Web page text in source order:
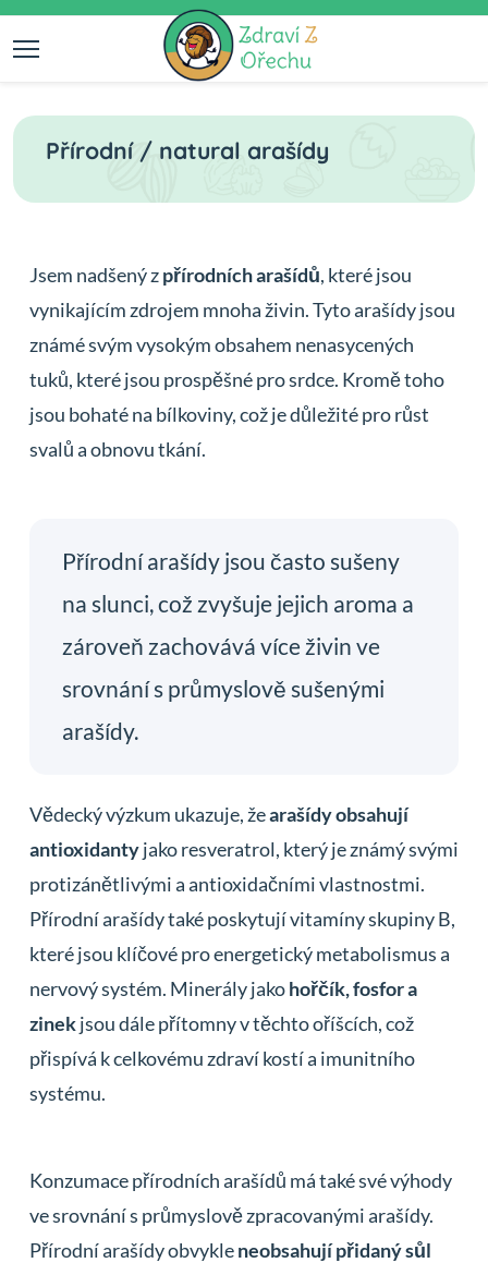
Přírodní / natural arašídy
Jsem nadšený zpřírodních arašídů, které jsou
vynikajícím zdrojem mnoha živin. Tyto arašídy jsou
známé svým vysokým obsahem nenasycených
tuků, které jsou prospěšné pro srdce. Kromě toho
jsou bohaté na bílkoviny, což je důležité pro růst
svalů a obnovu tkání.
Přírodní arašídy jsou často sušeny
na slunci, což zvyšuje jejich aroma a
zároveň zachovává více živin ve
srovnání s průmyslově sušenými
arašídy.
Vědecký výzkum ukazuje, žearašídy obsahují
antioxidantyjako resveratrol, který je známý svými
protizánětlivými a antioxidačními vlastnostmi.
Přírodní arašídy také poskytují vitamíny skupiny B,
které jsou klíčové pro energetický metabolismus a
nervový systém. Minerály jakohořčík, fosfor a
zinekjsou dále přítomny v těchto oříšcích, což
přispívá k celkovému zdraví kostí a imunitního
systému.
Konzumace přírodních arašídů má také své výhody
ve srovnání s průmyslově zpracovanými arašídy.
Přírodní arašídy obvykleneobsahují přidaný sůl